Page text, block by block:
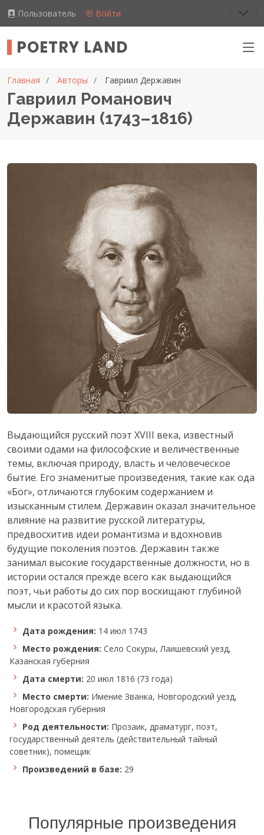
Пользователь Войти
POETRY LAND
Главная Авторы Гавриил Державин
Гавриил Романович
Державин (1743–1816)
Выдающийся русский поэт XVIII века, известный
своими одами на философские и величественные
темы, включая природу, власть и человеческое
бытие. Его знаменитые произведения, такие как ода
«Бог», отличаются глубоким содержанием и
изысканным стилем. Державин оказал значительное
влияние на развитие русской литературы,
предвосхитив идеи романтизма и вдохновив
будущие поколения поэтов. Державин также
занимал высокие государственные должности, но в
истории остался прежде всего как выдающийся
поэт, чьи работы до сих пор восхищают глубиной
мысли и красотой языка.
Дата рождения: 14 июл 1743
Место рождения: Село Сокуры, Лаишевский уезд,
Казанская губерния
Дата смерти: 20 июл 1816 (73 года)
Место смерти: Имение Званка, Новгородский уезд,
Новгородская губерния
Род деятельности: Прозаик, драматург, поэт,
государственный деятель (действительный тайный
советник), помещик
Произведений в базе: 29
Популярные произведения